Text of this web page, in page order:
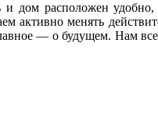
расположен
менять
— о будущем. Нам